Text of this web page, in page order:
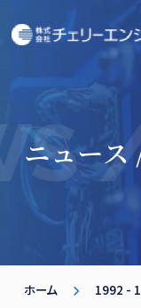
ニュース
ホーム 1992 -